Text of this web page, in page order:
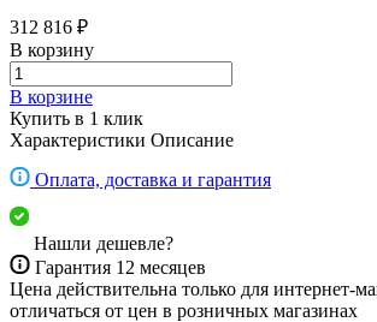
312 816 ₽
В корзину
В корзине
Купить в 1 клик
Характеристики Описание
Оплата, доставка и гарантия
Нашли дешевле?
Гарантия 12 месяцев
Цена действительна только для интернет-
отличаться от цен в розничных магазинах